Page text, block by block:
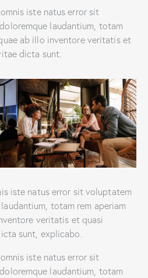
iste natus error sit
laudantium, totam
ab illo inventore veritatis et
dicta sunt.
iste natus error sit voluptatem
totam rem aperiam
veritatis et quasi
sunt, explicabo.
iste natus error sit
laudantium, totam